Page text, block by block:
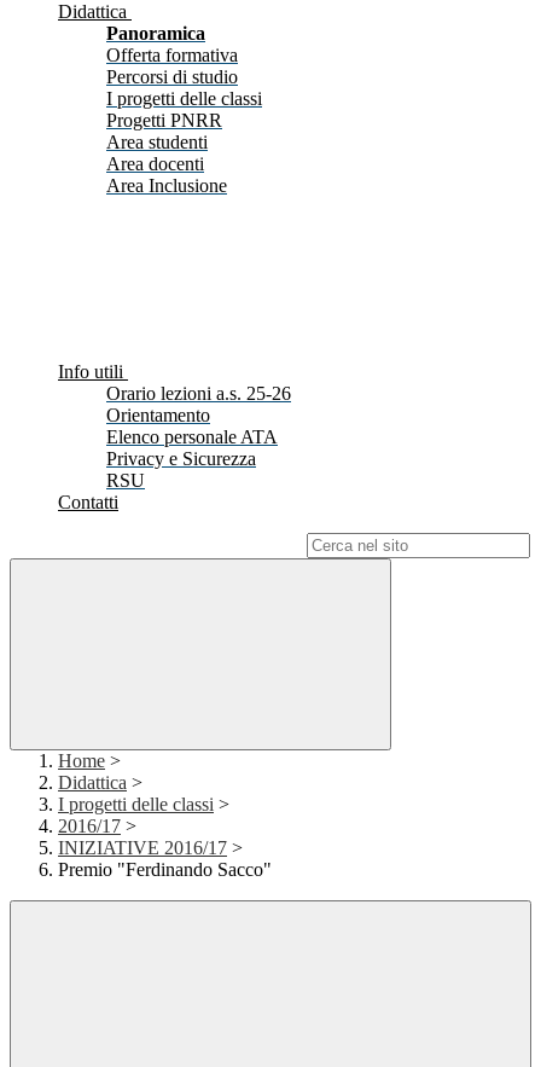
Didattica
Panoramica
Offerta formativa
Percorsi di studio
I progetti delle classi
Progetti PNRR
Area studenti
Area docenti
Area Inclusione
Info utili
Orario lezioni a.s. 25-26
Orientamento
Elenco personale ATA
Privacy e Sicurezza
RSU
Contatti
Home >
Didattica >
I progetti delle classi >
2016/17 >
INIZIATIVE 2016/17 >
Premio "Ferdinando Sacco"